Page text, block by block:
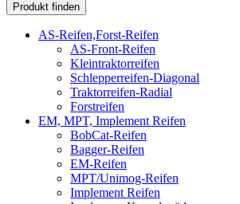
AS-Reifen,Forst-Reifen
AS-Front-Reifen
Kleintraktorreifen
Schlepperreifen-Diagonal
Traktorreifen-Radial
Forstreifen
EM, MPT, Implement Reifen
BobCat-Reifen
Bagger-Reifen
EM-Reifen
MPT/Unimog-Reifen
Implement Reifen